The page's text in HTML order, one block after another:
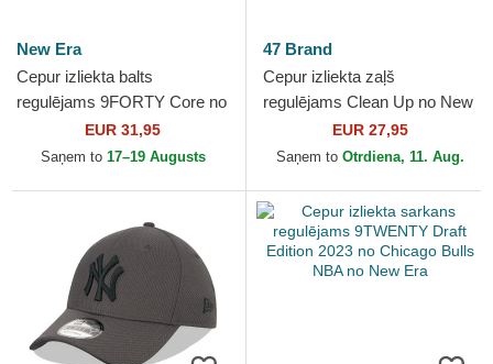
New Era
Cepur izliekta balts
regulējams 9FORTY Core no
Red Bull Racing Formula 1
no New Era
EUR 31,95
Saņem to 17–19 Augusts
47 Brand
Cepur izliekta zaļš
regulējams Clean Up no New
York Yankees MLB no 47
Brand
EUR 27,95
Saņem to Otrdiena, 11. Aug.